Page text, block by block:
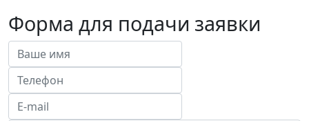
Форма для подачи заявки